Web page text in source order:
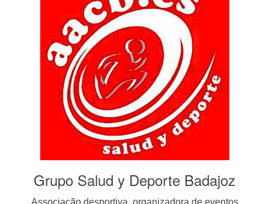
Grupo Salud y Deporte Badajoz
Associação desportiva, organizadora de eventos